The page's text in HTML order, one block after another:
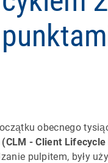
obecnego
- Client
pulpitem, były